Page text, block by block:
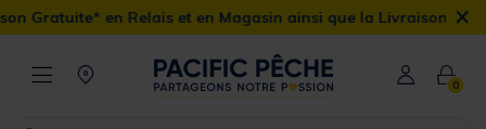
en Relais et en Magasin ainsi que la Livraison ×
0